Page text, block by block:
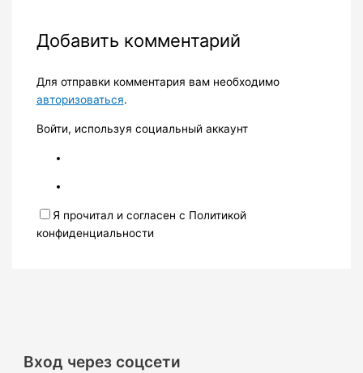
Добавить комментарий
Для отправки комментария вам необходимо
авторизоваться.
Войти, используя социальный аккаунт
Я прочитал и согласен с Политикой
конфиденциальности
Вход через соцсети